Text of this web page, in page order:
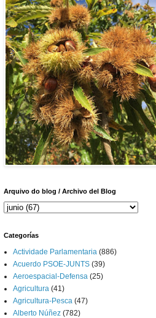
Arquivo do blog / Archivo del Blog
Categorías
Actividade Parlamentaria (886)
Acuerdo PSOE-JUNTS (39)
Aeroespacial-Defensa (25)
Agricultura (41)
Agricultura-Pesca (47)
Alberto Núñez (782)